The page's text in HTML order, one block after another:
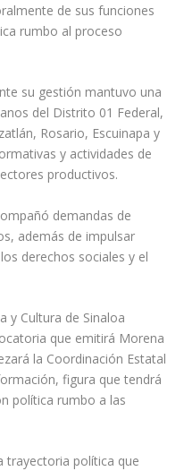
de sus funciones
rumbo al proceso
su gestión mantuvo una
del Distrito 01 Federal,
Rosario, Escuinapa y
y actividades de
productivos.
demandas de
además de impulsar
derechos sociales y el
y Cultura de Sinaloa
que emitirá Morena
la Coordinación Estatal
figura que tendrá
política rumbo a las
trayectoria política que